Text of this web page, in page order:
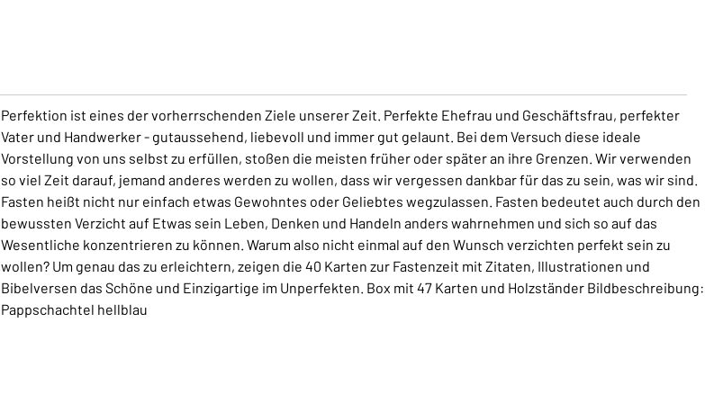
Perfektion ist eines der vorherrschenden Ziele unserer Zeit. Perfekte Ehefrau und Geschäftsfrau, perfekter
Vater und Handwerker - gutaussehend, liebevoll und immer gut gelaunt. Bei dem Versuch diese ideale
Vorstellung von uns selbst zu erfüllen, stoßen die meisten früher oder später an ihre Grenzen. Wir verwenden
so viel Zeit darauf, jemand anderes werden zu wollen, dass wir vergessen dankbar für das zu sein, was wir sind.
Fasten heißt nicht nur einfach etwas Gewohntes oder Geliebtes wegzulassen. Fasten bedeutet auch durch den
bewussten Verzicht auf Etwas sein Leben, Denken und Handeln anders wahrnehmen und sich so auf das
Wesentliche konzentrieren zu können. Warum also nicht einmal auf den Wunsch verzichten perfekt sein zu
wollen? Um genau das zu erleichtern, zeigen die 40 Karten zur Fastenzeit mit Zitaten, Illustrationen und
Bibelversen das Schöne und Einzigartige im Unperfekten. Box mit 47 Karten und Holzständer Bildbeschreibung:
Pappschachtel hellblau